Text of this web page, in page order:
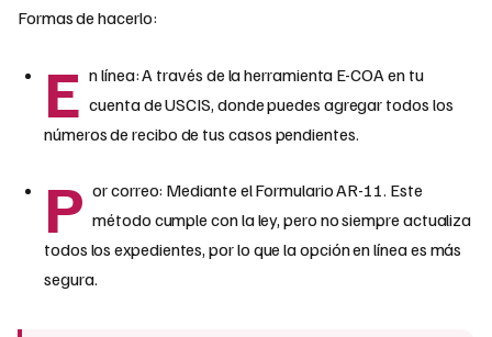
Formas de hacerlo:
E n línea: A través de la herramienta E-COA en tu
cuenta de USCIS, donde puedes agregar todos los
números de recibo de tus casos pendientes.
P or correo: Mediante el Formulario AR-11. Este
método cumple con la ley, pero no siempre actualiza
todos los expedientes, por lo que la opción en línea es más
segura.